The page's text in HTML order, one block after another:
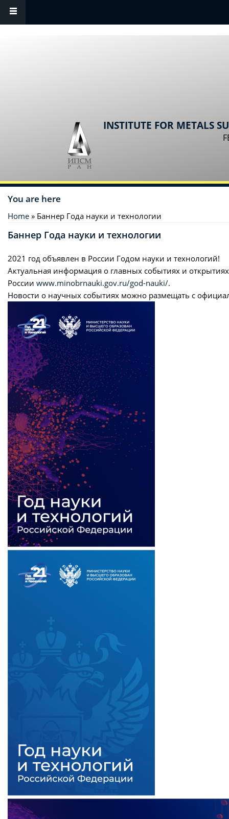
Skip to main content
INSTITUTE FOR METALS
You are here
Home » Баннер Года науки и технологии
Баннер Года науки и технологии
2021 год объявлен в России Годом науки и технологий!
Актуальная информация о главных событиях и
России www.minobrnauki.gov.ru/god-nauki/.
Новости о научных событиях можно размещать с